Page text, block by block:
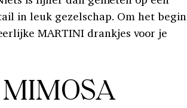
in leuk gezelschap. Om het begin
MARTINI drankjes voor je